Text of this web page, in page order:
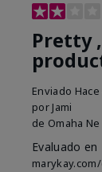
Pretty
Enviado
por Jami
de Omaha Ne
Evaluado en